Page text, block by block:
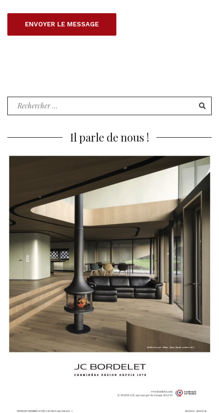
Recherche
Il parle de nous !